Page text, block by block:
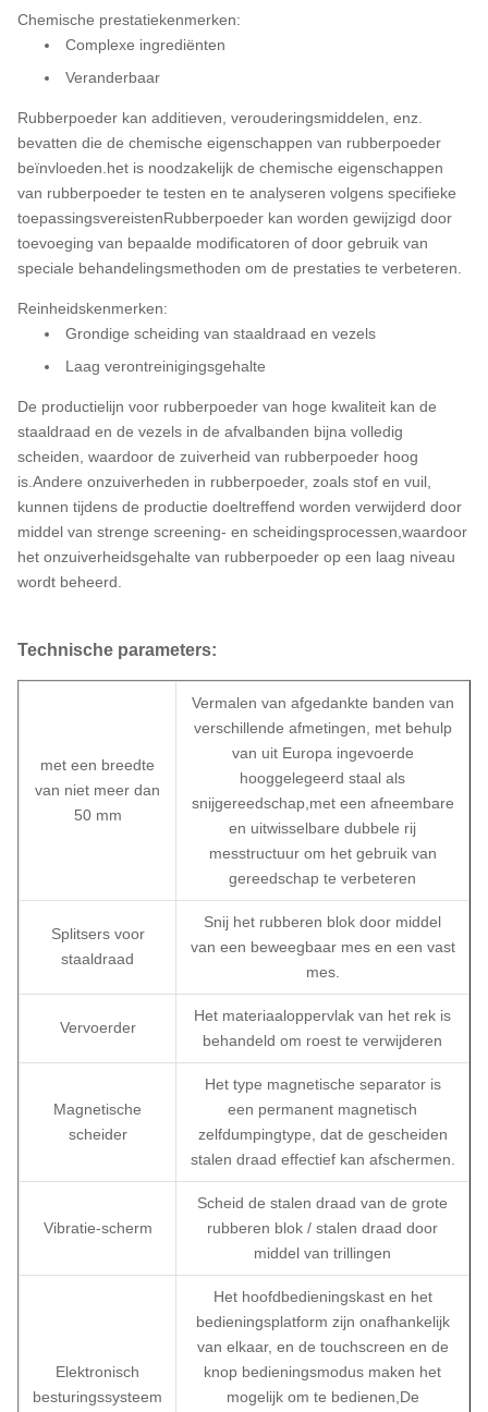
Chemische prestatiekenmerken:
Complexe ingrediënten
Veranderbaar
Rubberpoeder kan additieven, verouderingsmiddelen, enz.
bevatten die de chemische eigenschappen van rubberpoeder
beïnvloeden.het is noodzakelijk de chemische eigenschappen
van rubberpoeder te testen en te analyseren volgens specifieke
toepassingsvereistenRubberpoeder kan worden gewijzigd door
toevoeging van bepaalde modificatoren of door gebruik van
speciale behandelingsmethoden om de prestaties te verbeteren.
Reinheidskenmerken:
Grondige scheiding van staaldraad en vezels
Laag verontreinigingsgehalte
De productielijn voor rubberpoeder van hoge kwaliteit kan de
staaldraad en de vezels in de afvalbanden bijna volledig
scheiden, waardoor de zuiverheid van rubberpoeder hoog
is.Andere onzuiverheden in rubberpoeder, zoals stof en vuil,
kunnen tijdens de productie doeltreffend worden verwijderd door
middel van strenge screening- en scheidingsprocessen,waardoor
het onzuiverheidsgehalte van rubberpoeder op een laag niveau
wordt beheerd.
Technische parameters:
met een breedte
van niet meer dan
50 mm
Vermalen van afgedankte banden van
verschillende afmetingen, met behulp
van uit Europa ingevoerde
hooggelegeerd staal als
snijgereedschap,met een afneembare
en uitwisselbare dubbele rij
messtructuur om het gebruik van
gereedschap te verbeteren
Splitsers voor
staaldraad
Snij het rubberen blok door middel
van een beweegbaar mes en een vast
mes.
Vervoerder
Het materiaaloppervlak van het rek is
behandeld om roest te verwijderen
Magnetische
scheider
Het type magnetische separator is
een permanent magnetisch
zelfdumpingtype, dat de gescheiden
stalen draad effectief kan afschermen.
Vibratie-scherm
Scheid de stalen draad van de grote
rubberen blok / stalen draad door
middel van trillingen
Elektronisch
besturingssysteem
Het hoofdbedieningskast en het
bedieningsplatform zijn onafhankelijk
van elkaar, en de touchscreen en de
knop bedieningsmodus maken het
mogelijk om te bedienen,De